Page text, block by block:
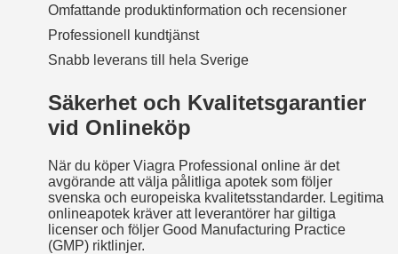
Omfattande produktinformation och recensioner
Professionell kundtjänst
Snabb leverans till hela Sverige
Säkerhet och Kvalitetsgarantier
vid Onlineköp
När du köper Viagra Professional online är det
avgörande att välja pålitliga apotek som följer
svenska och europeiska kvalitetsstandarder. Legitima
onlineapotek kräver att leverantörer har giltiga
licenser och följer Good Manufacturing Practice
(GMP) riktlinjer.